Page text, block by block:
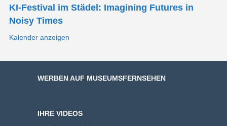
KI-Festival im Städel: Imagining Futures in
Noisy Times
Kalender anzeigen
WERBEN AUF MUSEUMSFERNSEHEN
IHRE VIDEOS